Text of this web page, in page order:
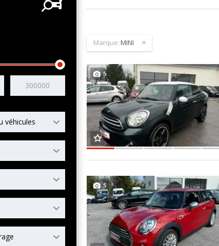
véhicules
Marque:MINI
5
5